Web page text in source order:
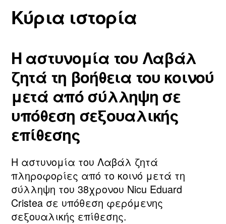
Κύρια ιστορία
Η αστυνομία του Λαβάλ
ζητά τη βοήθεια του κοινού
μετά από σύλληψη σε
υπόθεση σεξουαλικής
επίθεσης
Η αστυνομία του Λαβάλ ζητά
πληροφορίες από το κοινό μετά τη
σύλληψη του 38χρονου Nicu Eduard
Cristea σε υπόθεση φερόμενης
σεξουαλικής επίθεσης.